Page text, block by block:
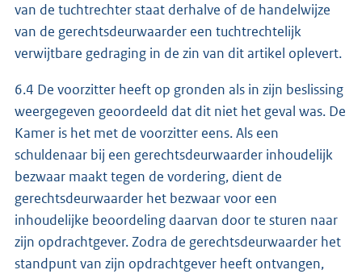
van de tuchtrechter staat derhalve of de handelwijze
van de gerechtsdeurwaarder een tuchtrechtelijk
verwijtbare gedraging in de zin van dit artikel oplevert.
6.4 De voorzitter heeft op gronden als in zijn beslissing
weergegeven geoordeeld dat dit niet het geval was. De
Kamer is het met de voorzitter eens. Als een
schuldenaar bij een gerechtsdeurwaarder inhoudelijk
bezwaar maakt tegen de vordering, dient de
gerechtsdeurwaarder het bezwaar voor een
inhoudelijke beoordeling daarvan door te sturen naar
zijn opdrachtgever. Zodra de gerechtsdeurwaarder het
standpunt van zijn opdrachtgever heeft ontvangen,